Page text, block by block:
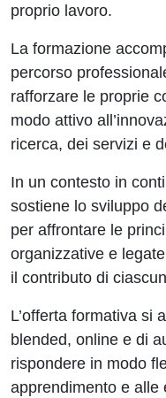
proprio lavoro.
La formazione
percorso
rafforzare le proprie
modo attivo
ricerca, dei servizi e
In un contesto in
sostiene lo sviluppo
per affrontare le
organizzative e
il contributo di
L’offerta formativa si
blended, online e di
rispondere in modo
apprendimento e alle